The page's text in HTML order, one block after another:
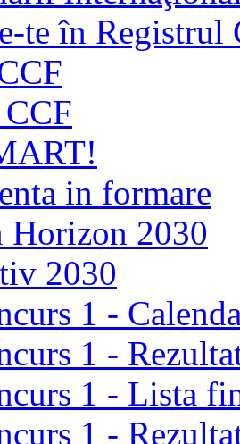
te în Registrul
in formare
Horizon 2030
2030
1 -
1 -
1 - Lista
1 -